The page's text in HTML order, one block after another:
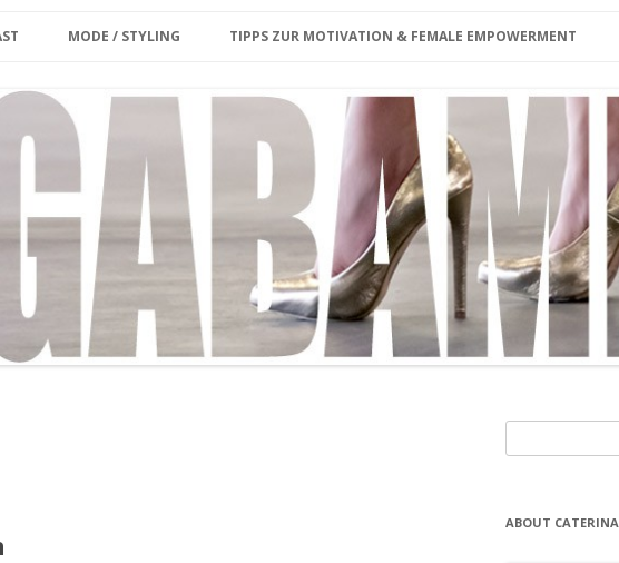
MODE / STYLING
MY MODEL WORK
OUTFIT
MY OUTFIT ARCHIVE
GROSSE GRÖSSEN SHOPPING-GU
IDE BERLIN
STYLING VIDEO
TIPPS ZUR MOTIVATION & FEMALE EMPOWERMENT
MEGABAMBI CURVY VINTAGE
MARKT
CURVY & FIT
ABOUT CATERINA